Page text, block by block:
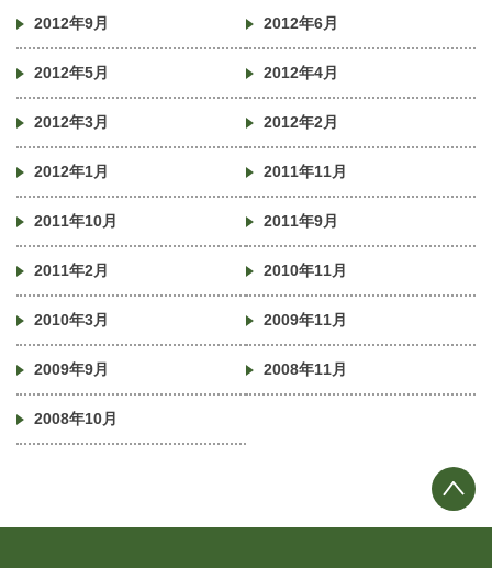
2012年9月 2012年6月
2012年5月 2012年4月
2012年3月 2012年2月
2012年1月 2011年11月
2011年10月 2011年9月
2011年2月 2010年11月
2010年3月 2009年11月
2009年9月 2008年11月
2008年10月